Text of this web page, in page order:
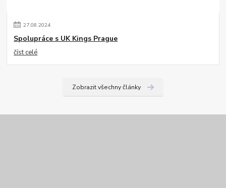
27.08.2024
Spolupráce s UK Kings Prague
číst celé
Zobrazit všechny články